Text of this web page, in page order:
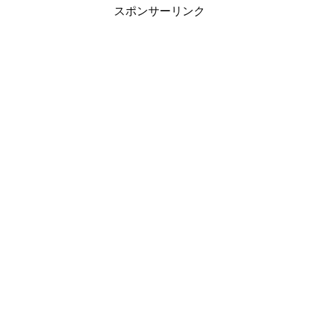
スポンサーリンク